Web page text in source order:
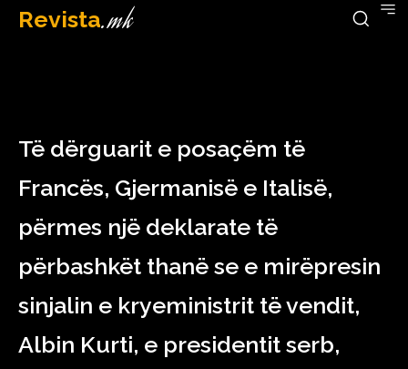
Revista.mk
March 16, 2023
Të dërguarit e posaçëm të
Francës, Gjermanisë e Italisë,
përmes një deklarate të
përbashkët thanë se e mirëpresin
sinjalin e kryeministrit të vendit,
Albin Kurti, e presidentit serb,